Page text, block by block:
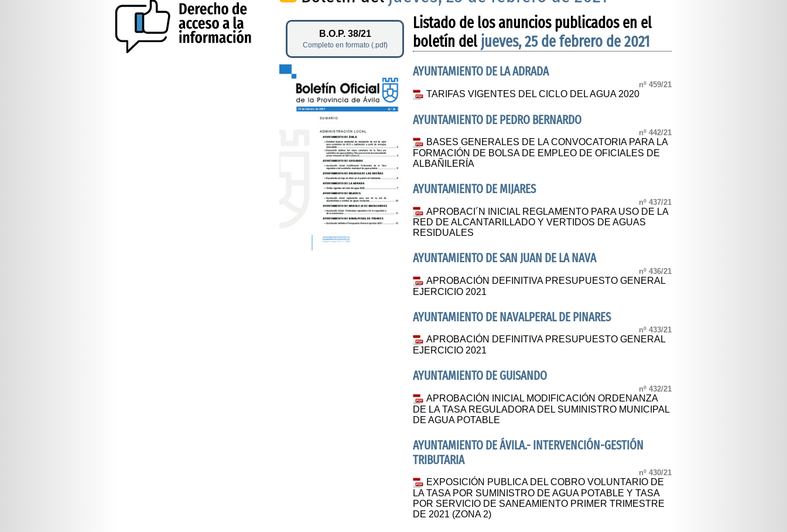
B.O.P. 38/21
Completo en formato (.pdf)
Listado de los anuncios publicados en el
boletín del jueves, 25 de febrero de 2021
AYUNTAMIENTO DE LA ADRADA
nº 459/21
TARIFAS VIGENTES DEL CICLO DEL AGUA 2020
AYUNTAMIENTO DE PEDRO BERNARDO
nº 442/21
BASES GENERALES DE LA CONVOCATORIA PARA LA
FORMACIÓN DE BOLSA DE EMPLEO DE OFICIALES DE
ALBAÑILERÍA
AYUNTAMIENTO DE MIJARES
nº 437/21
APROBACI´N INICIAL REGLAMENTO PARA USO DE LA
RED DE ALCANTARILLADO Y VERTIDOS DE AGUAS
RESIDUALES
AYUNTAMIENTO DE SAN JUAN DE LA NAVA
nº 436/21
APROBACIÓN DEFINITIVA PRESUPUESTO GENERAL
EJERCICIO 2021
AYUNTAMIENTO DE NAVALPERAL DE PINARES
nº 433/21
APROBACIÓN DEFINITIVA PRESUPUESTO GENERAL
EJERCICIO 2021
AYUNTAMIENTO DE GUISANDO
nº 432/21
APROBACIÓN INICIAL MODIFICACIÓN ORDENANZA
DE LA TASA REGULADORA DEL SUMINISTRO MUNICIPAL
DE AGUA POTABLE
AYUNTAMIENTO DE ÁVILA.- INTERVENCIÓN-GESTIÓN
TRIBUTARIA
nº 430/21
EXPOSICIÓN PUBLICA DEL COBRO VOLUNTARIO DE
LA TASA POR SUMINISTRO DE AGUA POTABLE Y TASA
POR SERVICIO DE SANEAMIENTO PRIMER TRIMESTRE
DE 2021 (ZONA 2)